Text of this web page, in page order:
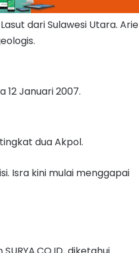
dari Sulawesi Utara. Arie
12 Januari 2007.
dua Akpol.
Isra kini mulai menggapai